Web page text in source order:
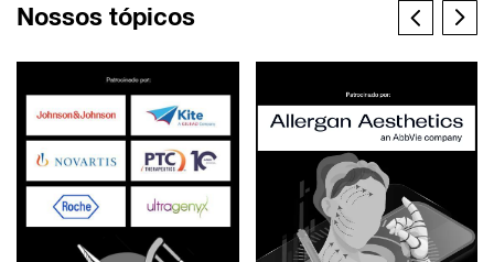
Nossos tópicos